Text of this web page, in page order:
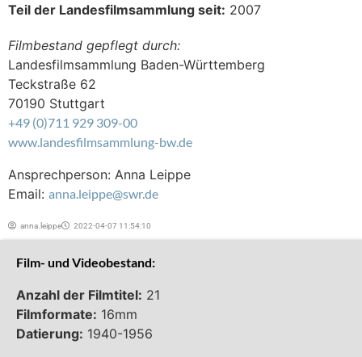
Teil der Landesfilmsammlung seit: 2007
Filmbestand gepflegt durch:
Landesfilmsammlung Baden-Württemberg
Teckstraße 62
70190 Stuttgart
+49 (0)711 929 309-00
www.landesfilmsammlung-bw.de
Ansprechperson: Anna Leippe
Email: anna.leippe@swr.de
anna.leippe 2022-04-07 11:54:10
Film- und Videobestand:
Anzahl der Filmtitel: 21
Filmformate: 16mm
Datierung: 1940-1956